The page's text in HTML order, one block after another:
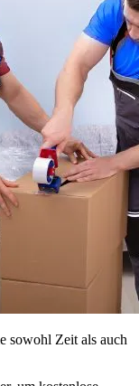
sowohl Zeit als auch